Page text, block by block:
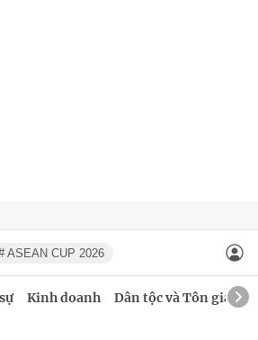
ASEAN CUP 2026
Kinh doanh Dân tộc và Tôn giáo